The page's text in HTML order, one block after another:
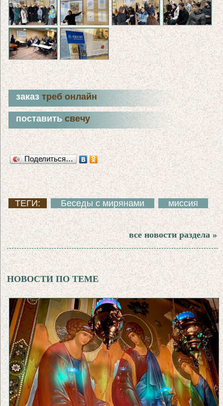
заказтреб онлайн
поставитьсвечу
Поделиться…
ТЕГИ: Беседы с мирянами миссия
все новости раздела »
НОВОСТИ ПО ТЕМЕ